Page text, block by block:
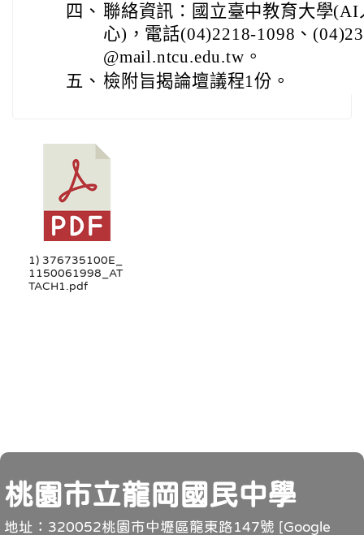
四、 聯絡資訊：國立臺中教育大學
心)，電話(04)2218-1098、
@mail.ntcu.edu.tw。
五、 檢附旨揭論壇議程1份。
1) 376735100E_
1150061998_AT
TACH1.pdf
頁尾
桃園市立龍岡國民中學
地址：320052桃園市中壢區龍東路147號 [Google